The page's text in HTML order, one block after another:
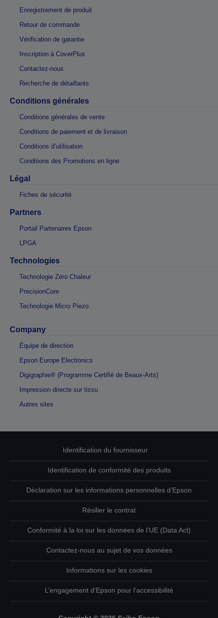
Enregistrement de produit
Retour de commande
Vérification de garantie
Inscription à CoverPlus
Contactez-nous
Recherche de détaillants
Conditions générales
Conditions générales de vente
Conditions de paiement et de livraison
Conditions d’utilisation
Conditions des Promotions en ligne
Légal
Fiches de sécurité
Partners
Portail Partenaires Epson
LPGA
Technologies
Technologie Zéro Chaleur
PrecisionCore
Technologie Micro Piezo
Company
Équipe de direction
Epson Europe Electronics
Digigraphie® (Programme Certifié de Beaux-Arts)
Impression directe sur tissu
Autres sites
Identification du fournisseur
Identification de conformité des produits
Déclaration sur les informations personnelles d’Epson
Résilier le contrat
Conformité à la loi sur les données de l'UE (Data Act)
Contactez-nous au sujet de vos données
Informations sur les cookies
L’engagement d’Epson pour l’accessibilité